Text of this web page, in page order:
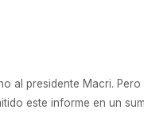
al presidente Macri.
este informe en un